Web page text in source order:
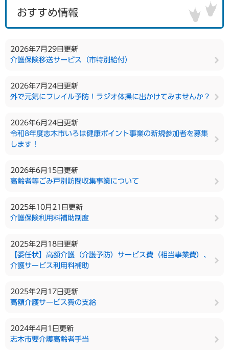
おすすめ情報
2026年7月29日更新
介護保険移送サービス（市特別給付）
2026年7月24日更新
外で元気にフレイル予防！ラジオ体操に出かけてみませんか？
2026年6月24日更新
令和8年度志木市いろは健康ポイント事業の新規参加者を募集
します！
2026年6月15日更新
高齢者等ごみ戸別訪問収集事業について
2025年10月21日更新
介護保険利用料補助制度
2025年2月18日更新
【委任状】高額介護（介護予防）サービス費（相当事業費）、
介護サービス利用料補助
2025年2月17日更新
高額介護サービス費の支給
2024年4月1日更新
志木市要介護高齢者手当